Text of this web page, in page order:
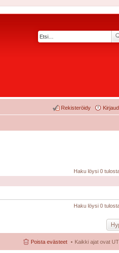
Rekisteröidy
Haku löysi 0
Haku löysi 0
Kaikki ajat ovat
Poista evästeet